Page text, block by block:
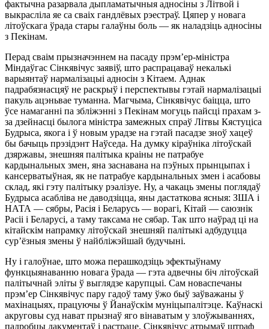
фактычна разарвала дыпламатычныя адносіны з Літвой і
выкрасліла яе са сваіх гандлёвых рэестраў. Цяпер у новага
літоўскага ўрада стары галаўны боль — як наладзіць адносіны
з Пекінам.
Перад сваім прызначэннем на пасаду прэм’ер-міністра
Міндаўгас Сінкявічус заявіў, што распрацаваў некалькі
варыянтаў нармалізацыі адносін з Кітаем. Аднак
падрабязнасцяў не раскрыў і перспектывы гэтай нармалізацыі
пакуль ацэньвае туманна. Магчыма, Сінкявічус баіцца, што
ўсе намаганні па збліжэнні з Пекінам могуць пайсці прахам з-
за дзейнасці былога міністра замежных спраў Літвы Кястуціса
Будрыса, якога і ў новым урадзе на гэтай пасадзе зноў хацеў
бы бачыць прэзідэнт Наўседа. На думку кіраўніка літоўскай
дзяржавы, знешняя палітыка краіны не патрабуе
кардынальных змен, яна заснавана на пэўных прынцыпах і
кансерватыўная, як не патрабуе кардынальных змен і асабовы
склад, які гэту палітыку рэалізуе. Ну, а чакаць змены поглядаў
Будрыса асабліва не даводзіцца, яны дастаткова ясныя: ЗША і
НАТА — сябры, Расія і Беларусь — ворагі, Кітай — саюзнік
Расіі і Беларусі, а таму таксама не сябар. Так што наўрад ці на
кітайскім напрамку літоўскай знешняй палітыкі адбудуцца
сур’ёзныя змены ў найбліжэйшай будучыні.
Ну і галоўнае, што можа перашкодзіць эфектыўнаму
функцыянаванню новага ўрада — гэта адвечны біч літоўскай
палітычнай эліты ў выглядзе карупцыі. Сам новаспечаны
прэм’ер Сінкявічус пару гадоў таму ўжо быў заўважаны ў
махінацыях, працуючы ў Йанаўскім муніцыпалітэце. Каўнаскі
акруговы суд нават прызнаў яго вінаватым у злоўжываннях,
падробцы дакументаў і растраце. Сінкявічус атрымаў штраф